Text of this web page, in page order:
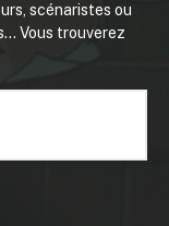
scénaristes ou
Vous trouverez